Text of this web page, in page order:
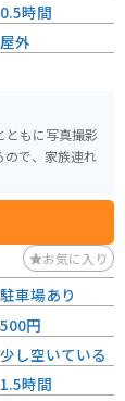
ともに写真撮影
ので、家族連れ
0.5時間
屋外
お気に入り
駐車場あり
500円
少し空いている
1.5時間